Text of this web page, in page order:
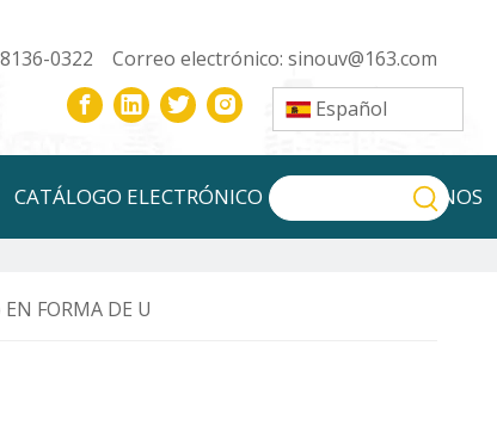
0322 Correo electrónico: sinouv@163.com
Español
CATÁLOGO ELECTRÓNICO CONTÁCTENOS
FORMA DE U